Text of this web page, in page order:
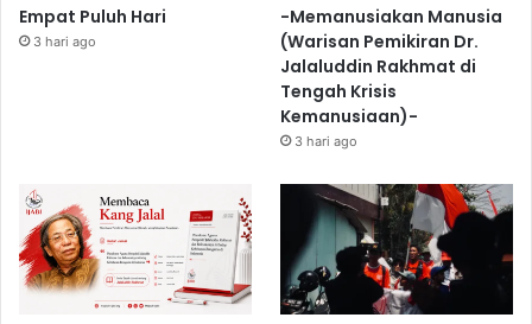
Empat Puluh Hari
3 hari ago
-Memanusiakan Manusia
(Warisan Pemikiran Dr.
Jalaluddin Rakhmat di
Tengah Krisis
Kemanusiaan)-
3 hari ago